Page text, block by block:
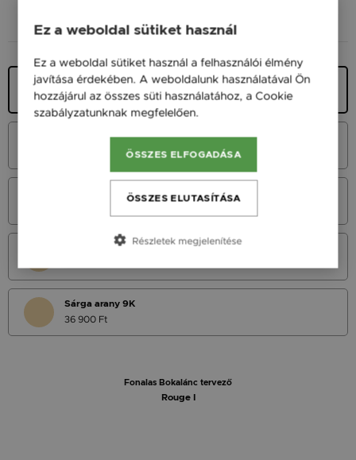
ANYAG (SZÍN) MÉRET
Ezüst 925
9 900 Ft
Fehér Arany 14K
Vörös Arany 14K
Sárga Arany 14K
Sárga arany 9K
36 900 Ft
Fonalas Bokalánc tervező
Rouge I
Ez a weboldal sütiket használ
Ez a weboldal sütiket használ a felhasználói élmény
javítása érdekében. A weboldalunk használatával Ön
hozzájárul az összes süti használatához, a Cookie
szabályzatunknak megfelelően.
ÖSSZES ELFOGADÁSA
ÖSSZES ELUTASÍTÁSA
Részletek megjelenítése